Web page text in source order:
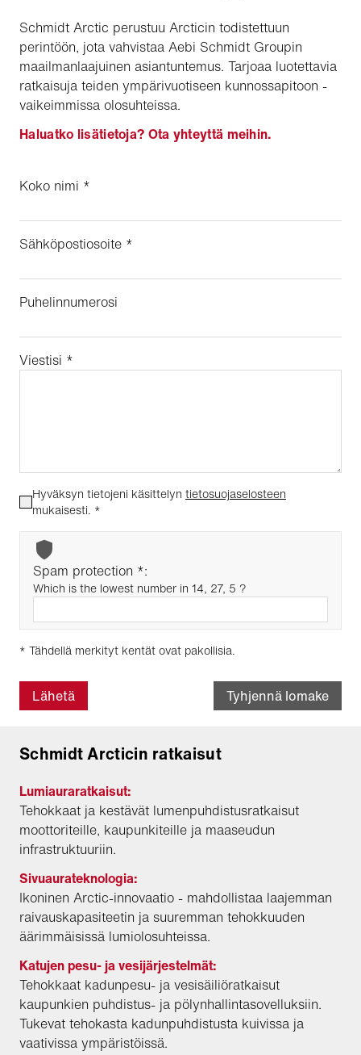
Schmidt Arctic perustuu Arcticin todistettuun
perintöön, jota vahvistaa Aebi Schmidt Groupin
maailmanlaajuinen asiantuntemus. Tarjoaa luotettavia
ratkaisuja teiden ympärivuotiseen kunnossapitoon -
vaikeimmissa olosuhteissa.
Haluatko lisätietoja? Ota yhteyttä meihin.
Koko nimi *
Sähköpostiosoite *
Puhelinnumerosi
Viestisi *
Hyväksyn tietojeni käsittelyn tietosuojaselosteen
mukaisesti. *
Spam protection *:
Which is the lowest number in 14, 27, 5 ?
* Tähdellä merkityt kentät ovat pakollisia.
Lähetä Tyhjennä lomake
Schmidt Arcticin ratkaisut
Lumiauraratkaisut:
Tehokkaat ja kestävät lumenpuhdistusratkaisut
moottoriteille, kaupunkiteille ja maaseudun
infrastruktuuriin.
Sivuaurateknologia:
Ikoninen Arctic-innovaatio - mahdollistaa laajemman
raivauskapasiteetin ja suuremman tehokkuuden
äärimmäisissä lumiolosuhteissa.
Katujen pesu- ja vesijärjestelmät:
Tehokkaat kadunpesu- ja vesisäiliöratkaisut
kaupunkien puhdistus- ja pölynhallintasovelluksiin.
Tukevat tehokasta kadunpuhdistusta kuivissa ja
vaativissa ympäristöissä.